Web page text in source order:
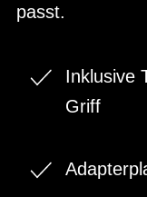
passt.
Inklusive
Griff